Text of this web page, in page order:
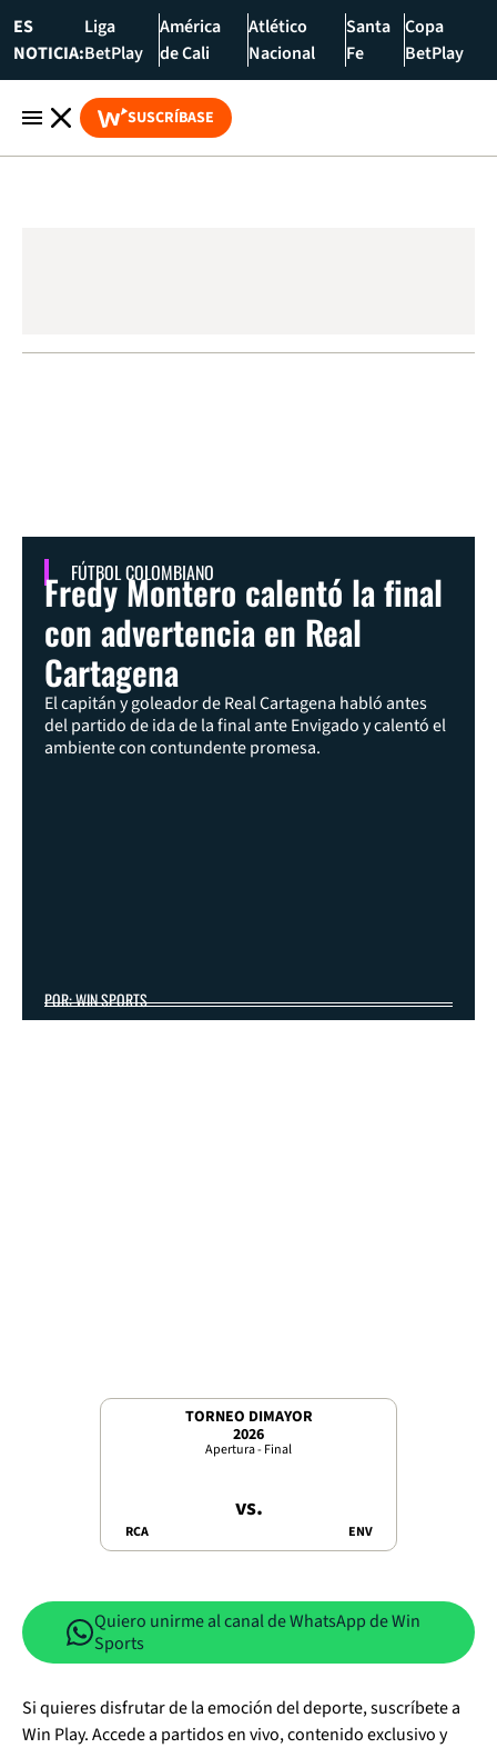
ES
NOTICIA:
Liga
BetPlay
América
de Cali
Atlético
Nacional
Santa
Fe
Copa
BetPlay
SUSCRÍBASE
FÚTBOL COLOMBIANO
Fredy Montero calentó la final
con advertencia en Real
Cartagena
El capitán y goleador de Real Cartagena habló antes
del partido de ida de la final ante Envigado y calentó el
ambiente con contundente promesa.
POR: WIN SPORTS
TORNEO DIMAYOR
2026
Apertura - Final
RCA
vs.
ENV
Quiero unirme al canal de WhatsApp de Win
Sports
Si quieres disfrutar de la emoción del deporte, suscríbete a
Win Play. Accede a partidos en vivo, contenido exclusivo y